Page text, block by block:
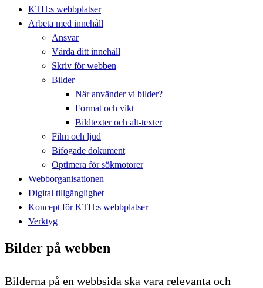
KTH:s webbplatser
Arbeta med innehåll
Ansvar
Vårda ditt innehåll
Skriv för webben
Bilder
När använder vi bilder?
Format och vikt
Bildtexter och alt-texter
Film och ljud
Bifogade dokument
Optimera för sökmotorer
Webborganisationen
Digital tillgänglighet
Koncept för KTH:s webbplatser
Verktyg
Bilder på webben
Bilderna på en webbsida ska vara relevanta och